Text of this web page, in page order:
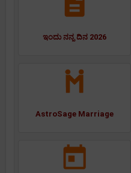
ಇಂದು ನನ್ನ ದಿನ 2026
AstroSage Marriage